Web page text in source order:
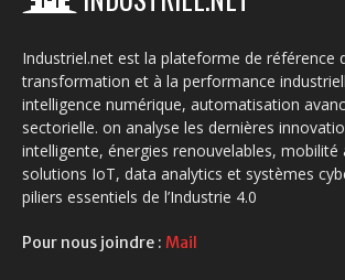
Industriel.net est la plateforme de référence
transformation et à la performance
intelligence numérique, automatisation
sectorielle. on analyse les dernières
intelligente, énergies renouvelables,
solutions IoT, data analytics et systèmes
piliers essentiels de l’Industrie 4.0
Pour nous joindre : Mail